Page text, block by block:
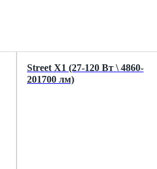
Street X1 (27-120 Вт \ 4860-
201700 лм)